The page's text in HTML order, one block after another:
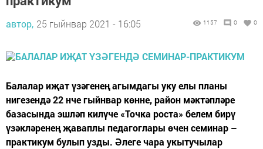
автор, 25 гыйнвар 2021 - 16:05 1157 0 0
Балалар иҗат үзәгенең агымдагы уку елы планы
нигезендә 22 нче гыйнвар көнне, район мәктәпләре
базасында эшләп килүче «Точка роста» белем бирү
үзәкләренең җаваплы педагоглары өчен семинар –
практикум булып узды. Әлеге чара укытучылар